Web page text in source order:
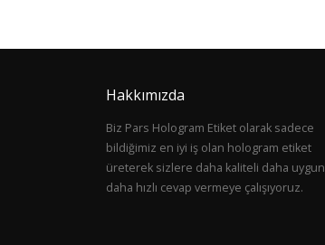
Hakkımızda
Biz Pars Hologram Etiket olarak sadece
bildiğimiz en iyi iş olan hologram etiket
üreterek sizlere daha kaliteli daha uygun
daha hızlı cevap vermeye çalışıyoruz.